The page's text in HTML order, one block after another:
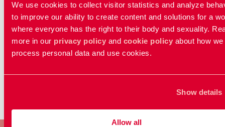
We use cookies to collect visitor statistics and analyze
to improve our ability to create content and solutions for a
where everyone has the right to their body and sexuality.
more in our privacy policy and cookie policy about how we
process personal data and use cookies.
Show details
Allow all
En ny abortlag: Så tycker RFSU om regeringens
förslag